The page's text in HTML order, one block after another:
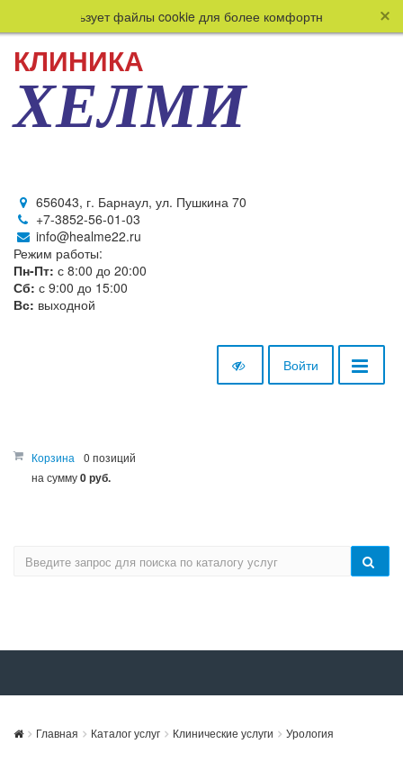
сайт использует файлы cookie для более комфортной работы
КЛИНИКА
ХЕЛМИ
656043, г. Барнаул, ул. Пушкина 70
+7-3852-56-01-03
info@healme22.ru
Режим работы:
Пн-Пт: с 8:00 до 20:00
Сб: с 9:00 до 15:00
Вс: выходной
Войти
Корзина
0 позиций
на сумму0 руб.
Главная Каталог услуг Клинические услуги Урология